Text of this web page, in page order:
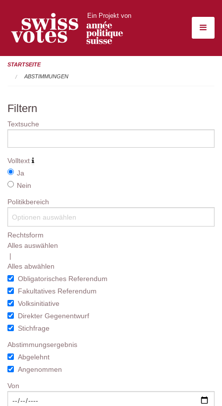
Ein Projekt von
STARTSEITE
ABSTIMMUNGEN
Filtern
Textsuche
Volltext
Ja
Nein
Politikbereich
Rechtsform
Alles auswählen
|
Alles abwählen
Obligatorisches Referendum
Fakultatives Referendum
Volksinitiative
Direkter Gegenentwurf
Stichfrage
Abstimmungsergebnis
Abgelehnt
Angenommen
Von